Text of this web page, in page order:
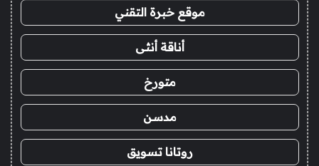
موقع خبرة التقني
أناقة أنثى
متورخ
مدسن
روتانا تسويق